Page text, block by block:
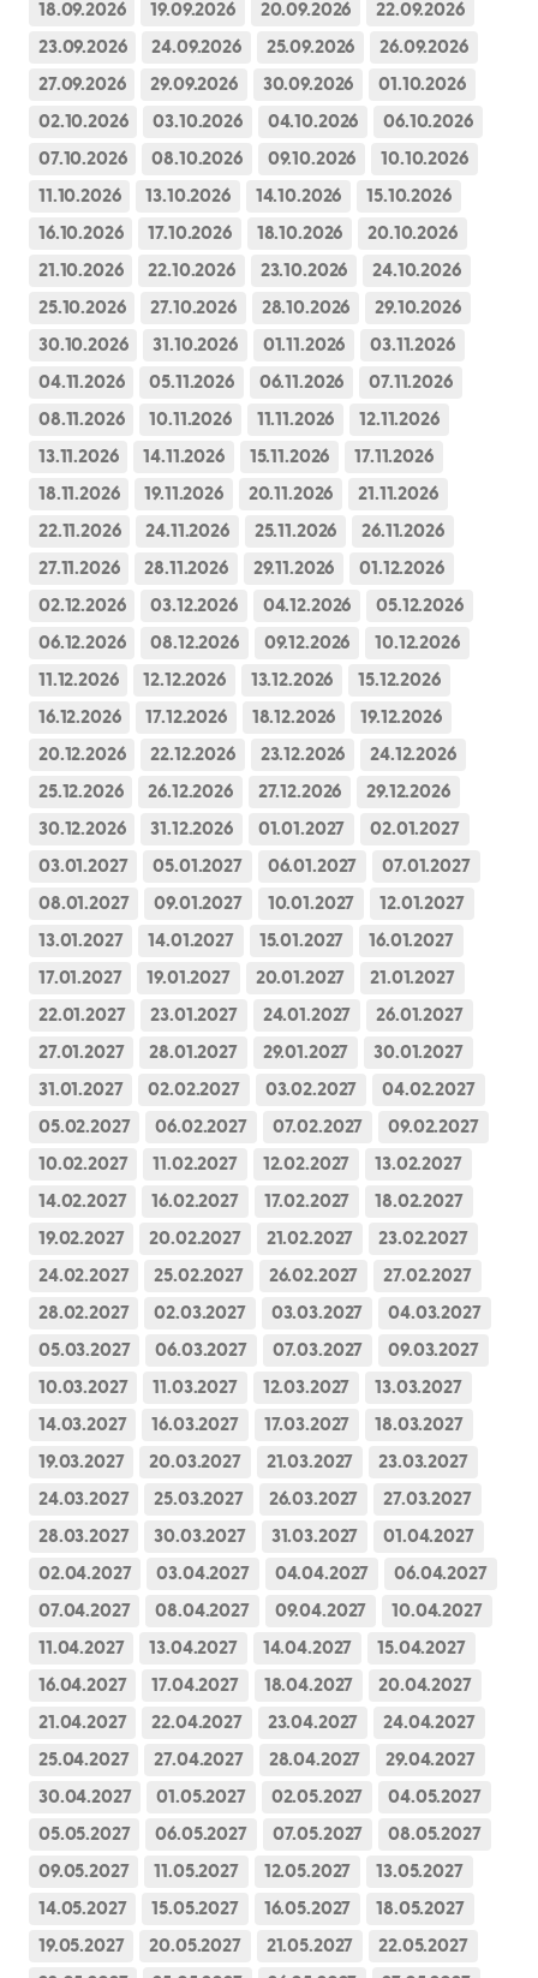
18.09.2026 19.09.2026 20.09.2026 22.09.2026
23.09.2026 24.09.2026 25.09.2026 26.09.2026
27.09.2026 29.09.2026 30.09.2026 01.10.2026
02.10.2026 03.10.2026 04.10.2026 06.10.2026
07.10.2026 08.10.2026 09.10.2026 10.10.2026
11.10.2026 13.10.2026 14.10.2026 15.10.2026
16.10.2026 17.10.2026 18.10.2026 20.10.2026
21.10.2026 22.10.2026 23.10.2026 24.10.2026
25.10.2026 27.10.2026 28.10.2026 29.10.2026
30.10.2026 31.10.2026 01.11.2026 03.11.2026
04.11.2026 05.11.2026 06.11.2026 07.11.2026
08.11.2026 10.11.2026 11.11.2026 12.11.2026
13.11.2026 14.11.2026 15.11.2026 17.11.2026
18.11.2026 19.11.2026 20.11.2026 21.11.2026
22.11.2026 24.11.2026 25.11.2026 26.11.2026
27.11.2026 28.11.2026 29.11.2026 01.12.2026
02.12.2026 03.12.2026 04.12.2026 05.12.2026
06.12.2026 08.12.2026 09.12.2026 10.12.2026
11.12.2026 12.12.2026 13.12.2026 15.12.2026
16.12.2026 17.12.2026 18.12.2026 19.12.2026
20.12.2026 22.12.2026 23.12.2026 24.12.2026
25.12.2026 26.12.2026 27.12.2026 29.12.2026
30.12.2026 31.12.2026 01.01.2027 02.01.2027
03.01.2027 05.01.2027 06.01.2027 07.01.2027
08.01.2027 09.01.2027 10.01.2027 12.01.2027
13.01.2027 14.01.2027 15.01.2027 16.01.2027
17.01.2027 19.01.2027 20.01.2027 21.01.2027
22.01.2027 23.01.2027 24.01.2027 26.01.2027
27.01.2027 28.01.2027 29.01.2027 30.01.2027
31.01.2027 02.02.2027 03.02.2027 04.02.2027
05.02.2027 06.02.2027 07.02.2027 09.02.2027
10.02.2027 11.02.2027 12.02.2027 13.02.2027
14.02.2027 16.02.2027 17.02.2027 18.02.2027
19.02.2027 20.02.2027 21.02.2027 23.02.2027
24.02.2027 25.02.2027 26.02.2027 27.02.2027
28.02.2027 02.03.2027 03.03.2027 04.03.2027
05.03.2027 06.03.2027 07.03.2027 09.03.2027
10.03.2027 11.03.2027 12.03.2027 13.03.2027
14.03.2027 16.03.2027 17.03.2027 18.03.2027
19.03.2027 20.03.2027 21.03.2027 23.03.2027
24.03.2027 25.03.2027 26.03.2027 27.03.2027
28.03.2027 30.03.2027 31.03.2027 01.04.2027
02.04.2027 03.04.2027 04.04.2027 06.04.2027
07.04.2027 08.04.2027 09.04.2027 10.04.2027
11.04.2027 13.04.2027 14.04.2027 15.04.2027
16.04.2027 17.04.2027 18.04.2027 20.04.2027
21.04.2027 22.04.2027 23.04.2027 24.04.2027
25.04.2027 27.04.2027 28.04.2027 29.04.2027
30.04.2027 01.05.2027 02.05.2027 04.05.2027
05.05.2027 06.05.2027 07.05.2027 08.05.2027
09.05.2027 11.05.2027 12.05.2027 13.05.2027
14.05.2027 15.05.2027 16.05.2027 18.05.2027
19.05.2027 20.05.2027 21.05.2027 22.05.2027